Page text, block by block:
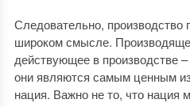
Следовательно, производство
широком смысле.
действующее в производстве
они являются самым ценным из
нация. Важно не то, что нация